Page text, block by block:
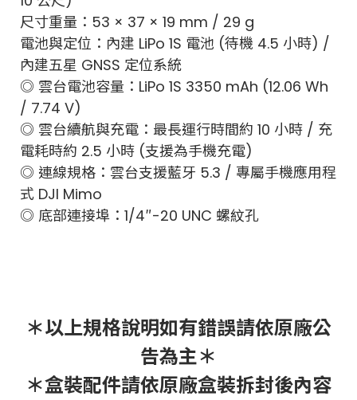
尺寸重量：53 × 37 × 19 mm / 29 g
電池與定位：內建 LiPo 1S 電池 (待機 4.5 小時) /
內建五星 GNSS 定位系統
◎ 雲台電池容量：LiPo 1S 3350 mAh (12.06 Wh
/ 7.74 V)
◎ 雲台續航與充電：最長運行時間約 10 小時 / 充
電耗時約 2.5 小時 (支援為手機充電)
◎ 連線規格：雲台支援藍牙 5.3 / 專屬手機應用程
式 DJI Mimo
◎ 底部連接埠：1/4″-20 UNC 螺紋孔
＊以上規格說明如有錯誤請依原廠公
告為主＊
＊盒裝配件請依原廠盒裝拆封後內容